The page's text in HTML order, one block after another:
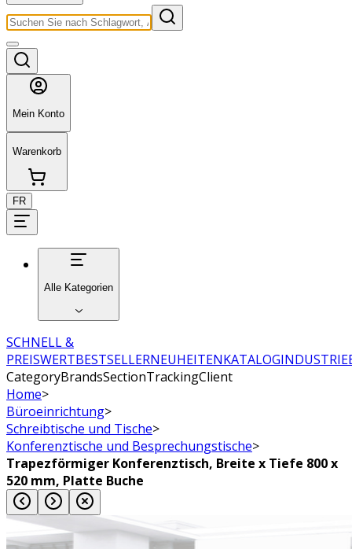
Mein Konto
Warenkorb
FR
Alle Kategorien
SCHNELL &
PREISWERTBESTSELLERNEUHEITENKATALOG
CategoryBrandsSectionTrackingClient
Home>
Büroeinrichtung>
Schreibtische und Tische>
Konferenztische und Besprechungstische>
Trapezförmiger Konferenztisch, Breite x Tiefe 800 x
520 mm, Platte Buche